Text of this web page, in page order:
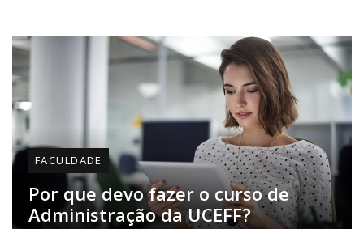
FACULDADE
Por que devo fazer o curso de
Administração da UCEFF?